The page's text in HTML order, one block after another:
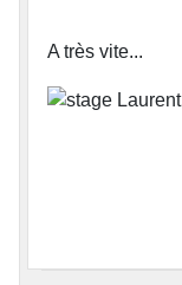
A très vite...